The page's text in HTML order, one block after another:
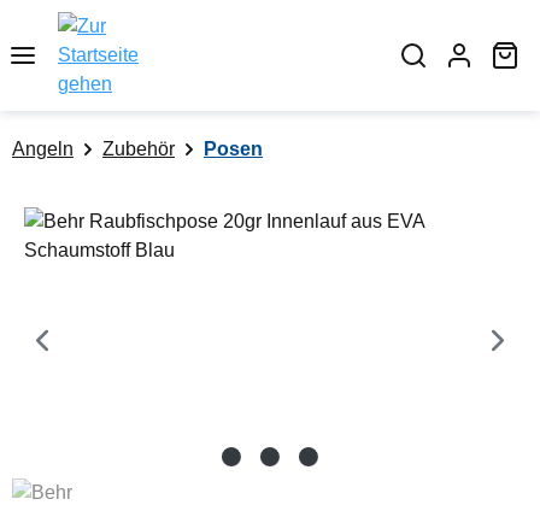
springen
Angeln Zubehör Posen
Bildergalerie überspringen